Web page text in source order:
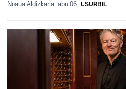
Noaua Aldizkaria abu 06 USURBIL